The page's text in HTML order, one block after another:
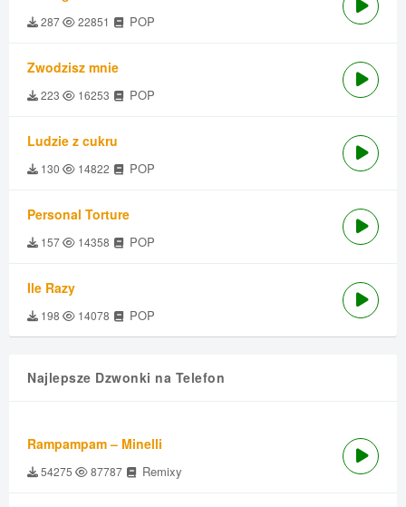
287 22851 POP
Zwodzisz mnie
223 16253 POP
Ludzie z cukru
130 14822 POP
Personal Torture
157 14358 POP
Ile Razy
198 14078 POP
Najlepsze Dzwonki na Telefon
Rampampam – Minelli
54275 87787 Remixy